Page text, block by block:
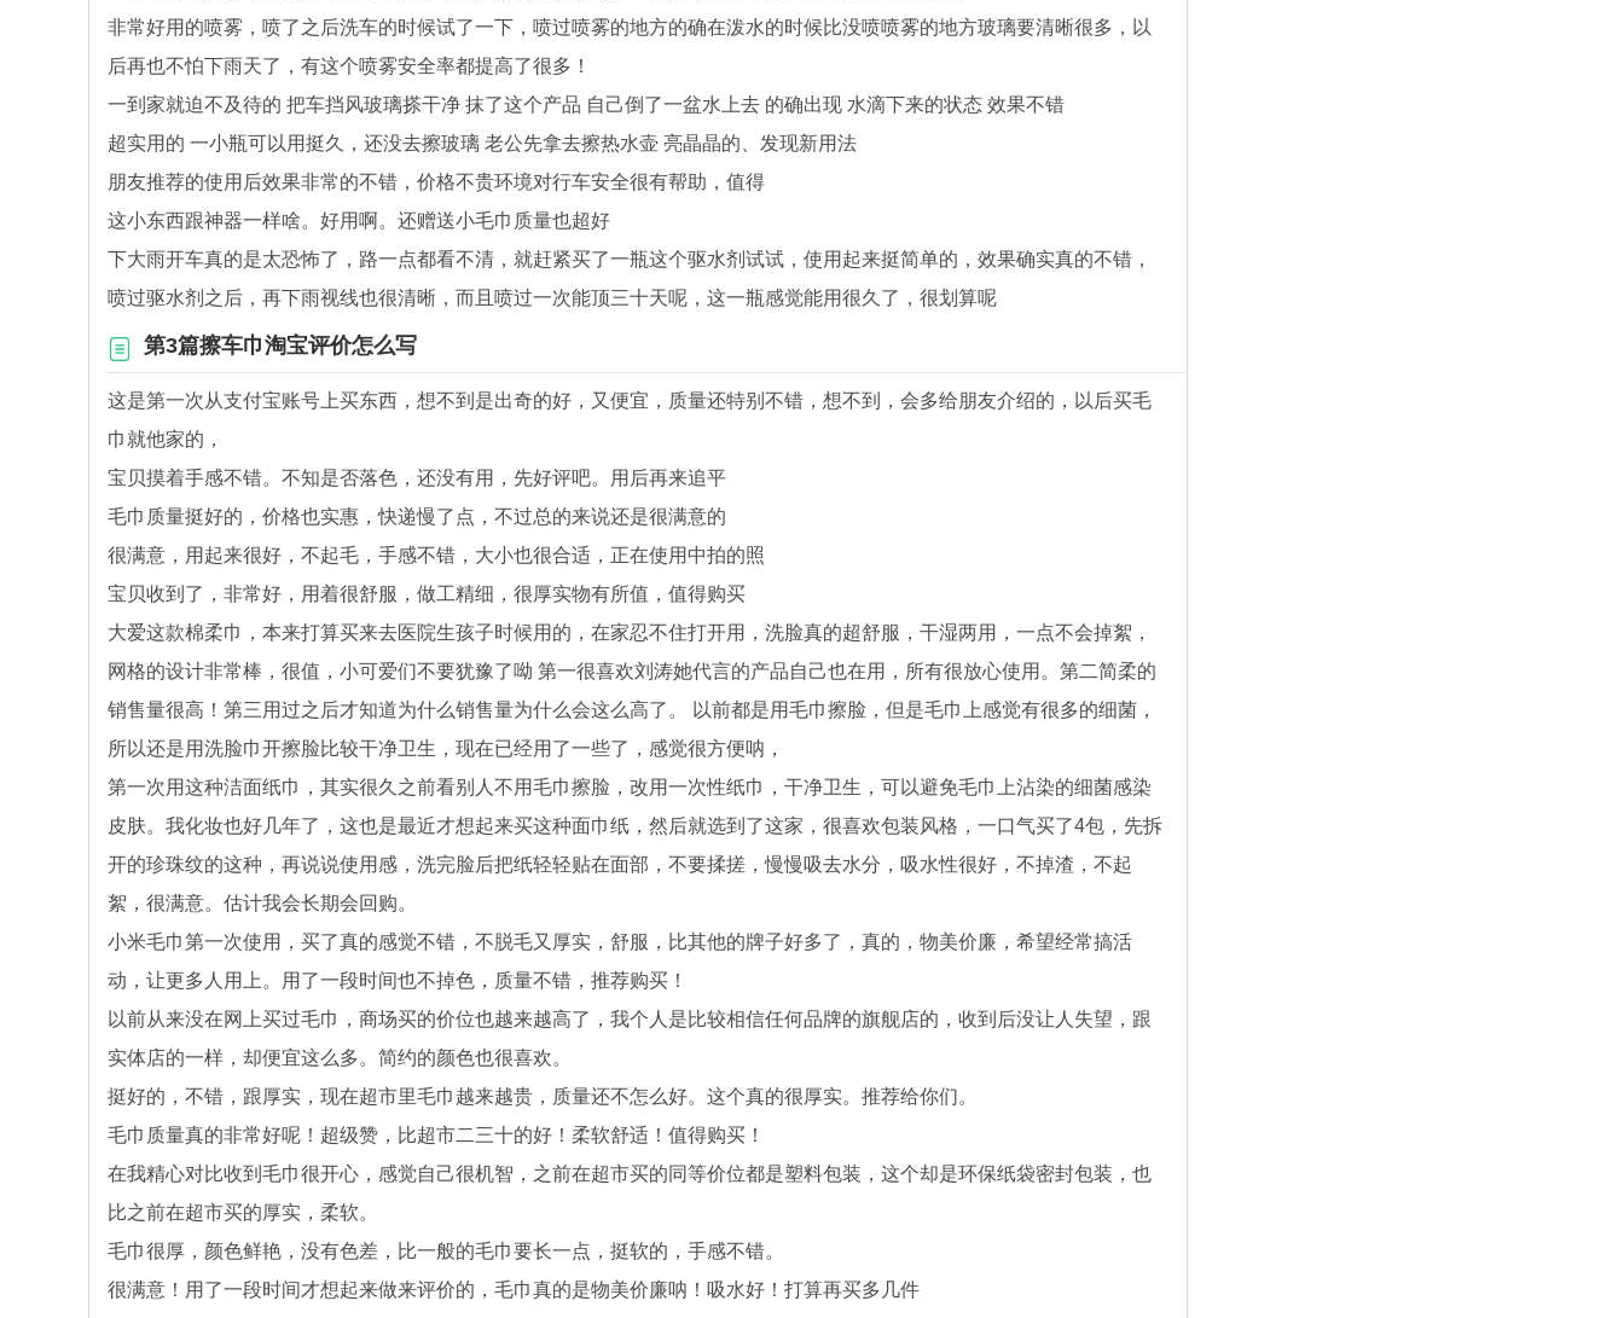
非常好用的喷雾，喷了之后洗车的时候试了一下，喷过喷雾的地方的确在泼水的时候比没喷喷雾的地方玻璃要清晰很多，以
后再也不怕下雨天了，有这个喷雾安全率都提高了很多！
一到家就迫不及待的 把车挡风玻璃搽干净 抹了这个产品 自己倒了一盆水上去 的确出现 水滴下来的状态 效果不错
超实用的 一小瓶可以用挺久，还没去擦玻璃 老公先拿去擦热水壶 亮晶晶的、发现新用法
朋友推荐的使用后效果非常的不错，价格不贵环境对行车安全很有帮助，值得
这小东西跟神器一样啥。好用啊。还赠送小毛巾质量也超好
下大雨开车真的是太恐怖了，路一点都看不清，就赶紧买了一瓶这个驱水剂试试，使用起来挺简单的，效果确实真的不错，
喷过驱水剂之后，再下雨视线也很清晰，而且喷过一次能顶三十天呢，这一瓶感觉能用很久了，很划算呢
第3篇擦车巾淘宝评价怎么写
这是第一次从支付宝账号上买东西，想不到是出奇的好，又便宜，质量还特别不错，想不到，会多给朋友介绍的，以后买毛
巾就他家的，
宝贝摸着手感不错。不知是否落色，还没有用，先好评吧。用后再来追平
毛巾质量挺好的，价格也实惠，快递慢了点，不过总的来说还是很满意的
很满意，用起来很好，不起毛，手感不错，大小也很合适，正在使用中拍的照
宝贝收到了，非常好，用着很舒服，做工精细，很厚实物有所值，值得购买
大爱这款棉柔巾，本来打算买来去医院生孩子时候用的，在家忍不住打开用，洗脸真的超舒服，干湿两用，一点不会掉絮，
网格的设计非常棒，很值，小可爱们不要犹豫了呦 第一很喜欢刘涛她代言的产品自己也在用，所有很放心使用。第二简柔的
销售量很高！第三用过之后才知道为什么销售量为什么会这么高了。 以前都是用毛巾擦脸，但是毛巾上感觉有很多的细菌，
所以还是用洗脸巾开擦脸比较干净卫生，现在已经用了一些了，感觉很方便呐，
第一次用这种洁面纸巾，其实很久之前看别人不用毛巾擦脸，改用一次性纸巾，干净卫生，可以避免毛巾上沾染的细菌感染
皮肤。我化妆也好几年了，这也是最近才想起来买这种面巾纸，然后就选到了这家，很喜欢包装风格，一口气买了4包，先拆
开的珍珠纹的这种，再说说使用感，洗完脸后把纸轻轻贴在面部，不要揉搓，慢慢吸去水分，吸水性很好，不掉渣，不起
絮，很满意。估计我会长期会回购。
小米毛巾第一次使用，买了真的感觉不错，不脱毛又厚实，舒服，比其他的牌子好多了，真的，物美价廉，希望经常搞活
动，让更多人用上。用了一段时间也不掉色，质量不错，推荐购买！
以前从来没在网上买过毛巾，商场买的价位也越来越高了，我个人是比较相信任何品牌的旗舰店的，收到后没让人失望，跟
实体店的一样，却便宜这么多。简约的颜色也很喜欢。
挺好的，不错，跟厚实，现在超市里毛巾越来越贵，质量还不怎么好。这个真的很厚实。推荐给你们。
毛巾质量真的非常好呢！超级赞，比超市二三十的好！柔软舒适！值得购买！
在我精心对比收到毛巾很开心，感觉自己很机智，之前在超市买的同等价位都是塑料包装，这个却是环保纸袋密封包装，也
比之前在超市买的厚实，柔软。
毛巾很厚，颜色鲜艳，没有色差，比一般的毛巾要长一点，挺软的，手感不错。
很满意！用了一段时间才想起来做来评价的，毛巾真的是物美价廉呐！吸水好！打算再买多几件